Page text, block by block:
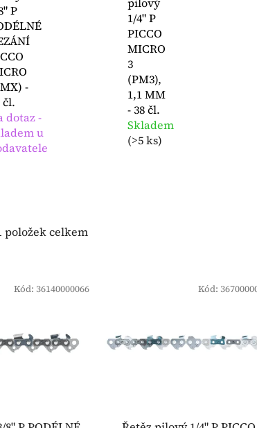
P
-
čl.
dotaz -
u
1/4" P
PICCO
MICRO
3
(PM3),
1,1 MM
- 38 čl.
Skladem
(>5 ks)
položek celkem
Kód: 36140000066 Kód: